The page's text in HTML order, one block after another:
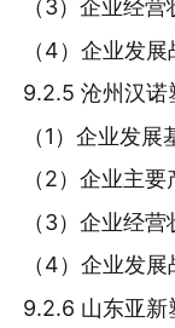
（3）企业经
（4）企业发
9.2.5 沧州汉诺
（1）企业发展
（2）企业主
（3）企业经
（4）企业发
9.2.6 山东亚新